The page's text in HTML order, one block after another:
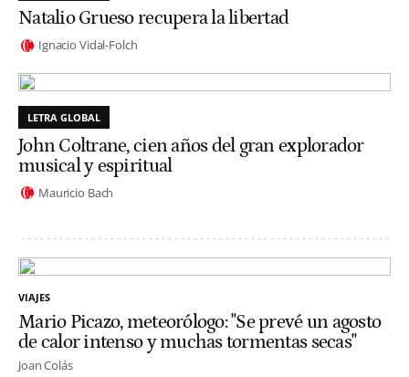
Natalio Grueso recupera la libertad
Ignacio Vidal-Folch
LETRA GLOBAL
John Coltrane, cien años del gran explorador
musical y espiritual
Mauricio Bach
VIAJES
Mario Picazo, meteorólogo: "Se prevé un agosto
de calor intenso y muchas tormentas secas"
Joan Colás